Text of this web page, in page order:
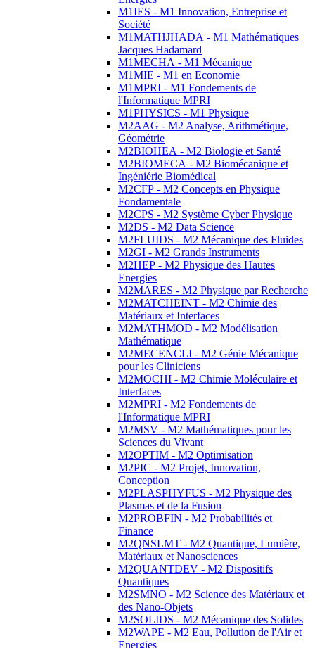
M1IES - M1 Innovation, Entreprise et
Société
M1MATHJHADA - M1 Mathématiques
Jacques Hadamard
M1MECHA - M1 Mécanique
M1MIE - M1 en Economie
M1MPRI - M1 Fondements de
l'Informatique MPRI
M1PHYSICS - M1 Physique
M2AAG - M2 Analyse, Arithmétique,
Géométrie
M2BIOHEA - M2 Biologie et Santé
M2BIOMECA - M2 Biomécanique et
Ingéniérie Biomédical
M2CFP - M2 Concepts en Physique
Fondamentale
M2CPS - M2 Système Cyber Physique
M2DS - M2 Data Science
M2FLUIDS - M2 Mécanique des Fluides
M2GI - M2 Grands Instruments
M2HEP - M2 Physique des Hautes
Energies
M2MARES - M2 Physique par Recherche
M2MATCHEINT - M2 Chimie des
Matériaux et Interfaces
M2MATHMOD - M2 Modélisation
Mathématique
M2MECENCLI - M2 Génie Mécanique
pour les Cliniciens
M2MOCHI - M2 Chimie Moléculaire et
Interfaces
M2MPRI - M2 Fondements de
l'Informatique MPRI
M2MSV - M2 Mathématiques pour les
Sciences du Vivant
M2OPTIM - M2 Optimisation
M2PIC - M2 Projet, Innovation,
Conception
M2PLASPHYFUS - M2 Physique des
Plasmas et de la Fusion
M2PROBFIN - M2 Probabilités et
Finance
M2QNSLMT - M2 Quantique, Lumière,
Matériaux et Nanosciences
M2QUANTDEV - M2 Dispositifs
Quantiques
M2SMNO - M2 Science des Matériaux et
des Nano-Objets
M2SOLIDS - M2 Mécanique des Solides
M2WAPE - M2 Eau, Pollution de l'Air et
Energies